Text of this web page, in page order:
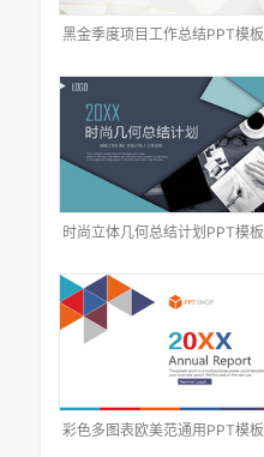
黑金季度项目工作总结PPT模板
时尚立体几何总结计划PPT模板
彩色多图表欧美范通用PPT模板